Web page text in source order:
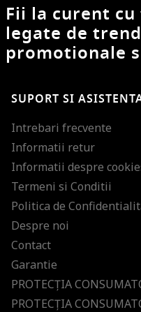
Fii la curent
legate de
promotionale
SUPORT SI
Intrebari frecvente
Informatii retur
Informatii despre
Termeni si Conditii
Politica de
Despre noi
Contact
Garantie
PROTECŢIA
PROTECŢIA